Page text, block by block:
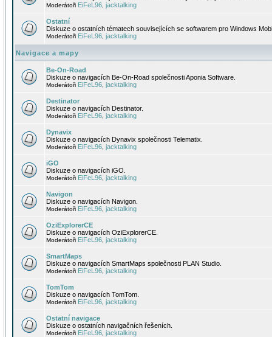
Moderátoři EiFeL96 jacktalking
Ostatní
Diskuze o ostatních tématech souvisejících se softwarem pro Windows
Moderátoři EiFeL96 jacktalking
Navigace a mapy
Be-On-Road
Diskuze o navigacích Be-On-Road společnosti Aponia Software.
Moderátoři EiFeL96 jacktalking
Destinator
Diskuze o navigacích Destinator.
Moderátoři EiFeL96 jacktalking
Dynavix
Diskuze o navigacích Dynavix společnosti Telematix.
Moderátoři EiFeL96 jacktalking
iGO
Diskuze o navigacích iGO.
Moderátoři EiFeL96 jacktalking
Navigon
Diskuze o navigacích Navigon.
Moderátoři EiFeL96 jacktalking
OziExplorerCE
Diskuze o navigacích OziExplorerCE.
Moderátoři EiFeL96 jacktalking
SmartMaps
Diskuze o navigacích SmartMaps společnosti PLAN Studio.
Moderátoři EiFeL96 jacktalking
TomTom
Diskuze o navigacích TomTom.
Moderátoři EiFeL96 jacktalking
Ostatní navigace
Diskuze o ostatních navigačních řešeních.
Moderátoři EiFeL96 jacktalking